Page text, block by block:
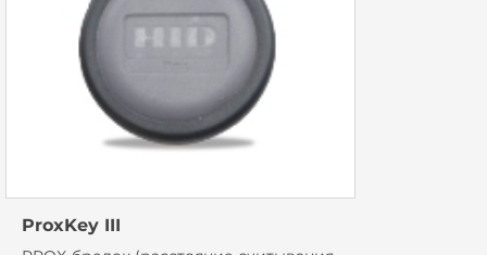
ProxKey III